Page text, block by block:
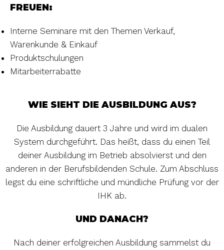
FREUEN:
Interne Seminare mit den Themen Verkauf,
Warenkunde & Einkauf
Produktschulungen
Mitarbeiterrabatte
WIE SIEHT DIE AUSBILDUNG AUS?
Die Ausbildung dauert 3 Jahre und wird im dualen
System durchgeführt. Das heißt, dass du einen Teil
deiner Ausbildung im Betrieb absolvierst und den
anderen in der Berufsbildenden Schule. Zum Abschluss
legst du eine schriftliche und mündliche Prüfung vor der
IHK ab.
UND DANACH?
Nach deiner erfolgreichen Ausbildung sammelst du